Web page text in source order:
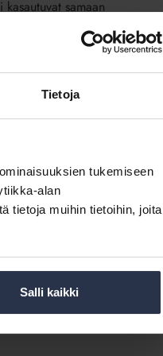
Tietoja
tukemiseen
alan
tietoja muihin tietoihin, joita
Salli kaikki
samaan
webinaarissa käytiin
kuten Hausvise auttavat
sekä tietoa Hausvisen
ohjaamisessa?
Simo
Aki Salo.